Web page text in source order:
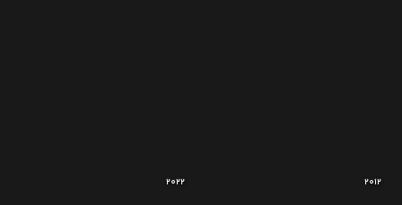
2012
2022